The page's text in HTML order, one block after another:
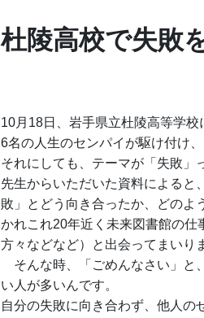
杜陵高校で失敗
10月18日、岩手県立杜陵高等学
6名の人生のセンパイが駆け付け
それにしても、テーマが「失敗」
先生からいただいた資料によると、
敗」とどう向き合ったか、どのよ
かれこれ20年近く未来図書館の仕
方々などなど）と出会ってまいり
そんな時、「ごめんなさい」と
い人が多いんです。
自分の失敗に向き合わず、他人の